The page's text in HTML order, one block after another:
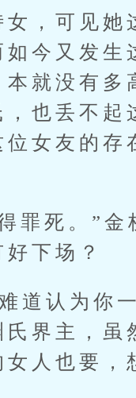
，可见她
今又发生
就没有多
也丢不起
女友的存
死。”金
下场？
认为你
界主，虽
人也要，